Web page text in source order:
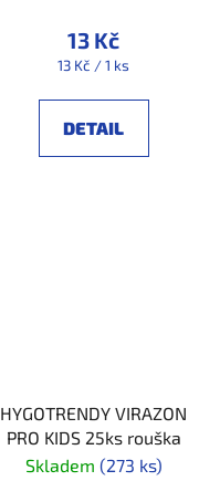
13 Kč
Měrná
13 Kč / 1 ks
DETAIL
HYGOTRENDY VIRAZON
PRO KIDS 25ks rouška
Skladem (273 ks)